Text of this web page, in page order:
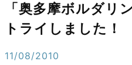
「奥多摩ボルダリ
トライしました！
11/08/2010